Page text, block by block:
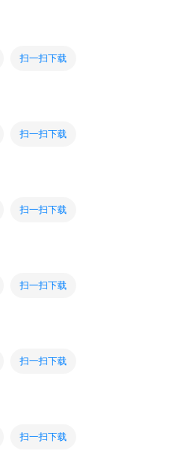
扫一扫下载
扫一扫下载
扫一扫下载
扫一扫下载
扫一扫下载
扫一扫下载